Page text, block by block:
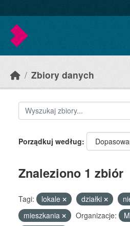
Zbiory danych
Porządkuj według
Znaleziono 1 zbiór
Tagi: lokale działki
mieszkania
Organizacje: